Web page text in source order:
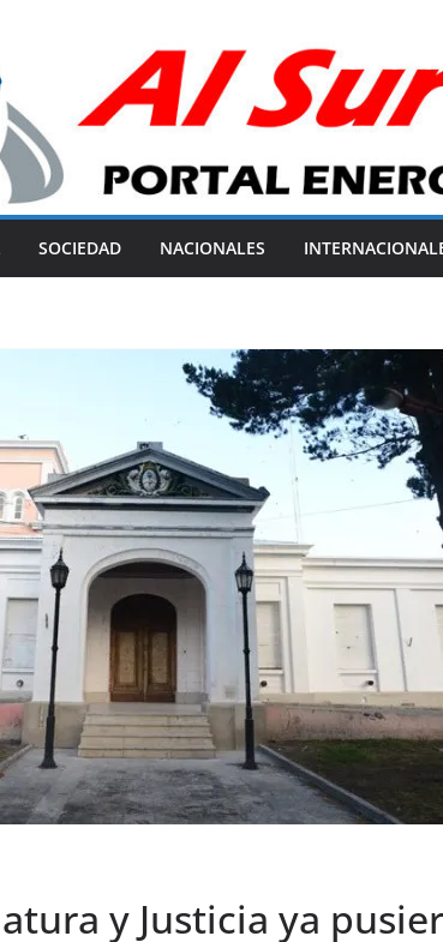
SOCIEDAD NACIONALES
y Justicia ya